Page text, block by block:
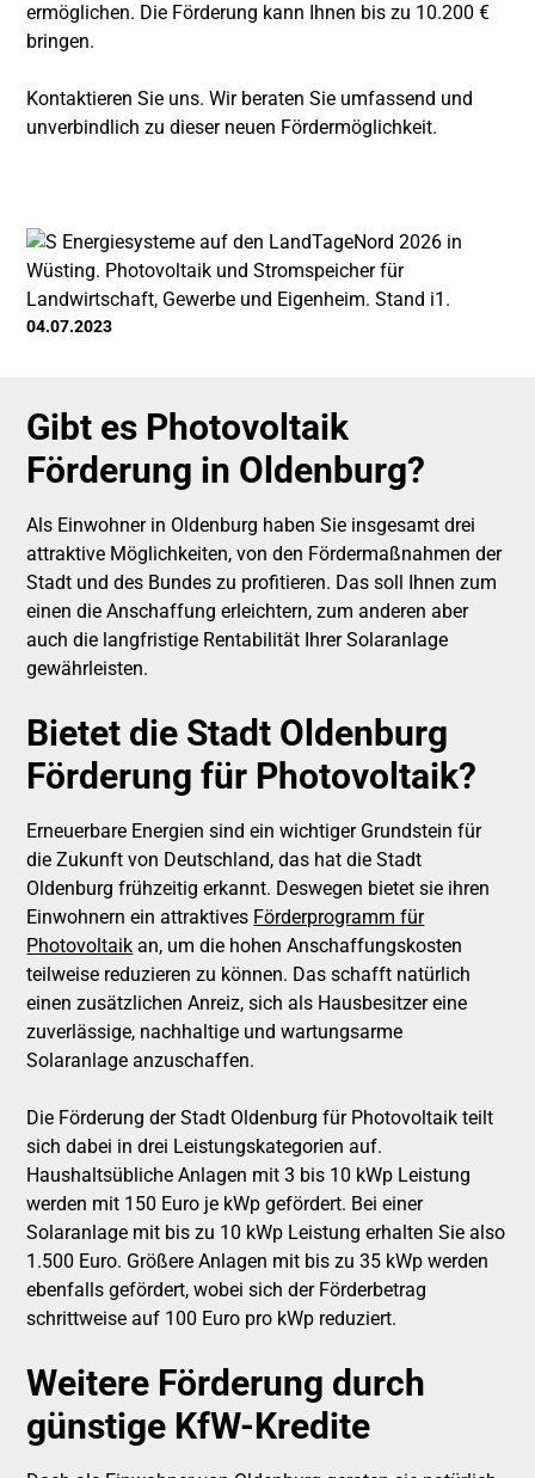
ermöglichen. Die Förderung kann Ihnen bis zu 10.200 €
bringen.
Kontaktieren Sie uns. Wir beraten Sie umfassend und
unverbindlich zu dieser neuen Fördermöglichkeit.
04.07.2023
Gibt es Photovoltaik
Förderung in Oldenburg?
Als Einwohner in Oldenburg haben Sie insgesamt drei
attraktive Möglichkeiten, von den Fördermaßnahmen der
Stadt und des Bundes zu profitieren. Das soll Ihnen zum
einen die Anschaffung erleichtern, zum anderen aber
auch die langfristige Rentabilität Ihrer Solaranlage
gewährleisten.
Bietet die Stadt Oldenburg
Förderung für Photovoltaik?
Erneuerbare Energien sind ein wichtiger Grundstein für
die Zukunft von Deutschland, das hat die Stadt
Oldenburg frühzeitig erkannt. Deswegen bietet sie ihren
Einwohnern ein attraktives Förderprogramm für
Photovoltaik an, um die hohen Anschaffungskosten
teilweise reduzieren zu können. Das schafft natürlich
einen zusätzlichen Anreiz, sich als Hausbesitzer eine
zuverlässige, nachhaltige und wartungsarme
Solaranlage anzuschaffen.
Die Förderung der Stadt Oldenburg für Photovoltaik teilt
sich dabei in drei Leistungskategorien auf.
Haushaltsübliche Anlagen mit 3 bis 10 kWp Leistung
werden mit 150 Euro je kWp gefördert. Bei einer
Solaranlage mit bis zu 10 kWp Leistung erhalten Sie also
1.500 Euro. Größere Anlagen mit bis zu 35 kWp werden
ebenfalls gefördert, wobei sich der Förderbetrag
schrittweise auf 100 Euro pro kWp reduziert.
Weitere Förderung durch
günstige KfW-Kredite